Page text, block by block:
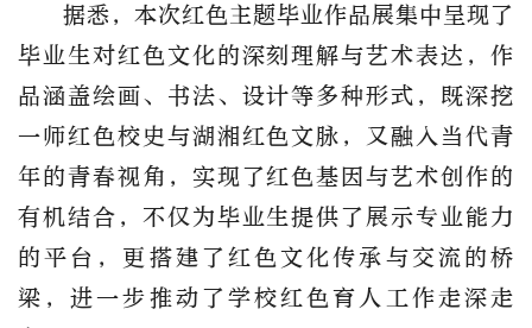
据悉，本次红色主题毕业作品展集中呈现了
毕业生对红色文化的深刻理解与艺术表达，作
品涵盖绘画、书法、设计等多种形式，既深挖
一师红色校史与湖湘红色文脉，又融入当代青
年的青春视角，实现了红色基因与艺术创作的
有机结合，不仅为毕业生提供了展示专业能力
的平台，更搭建了红色文化传承与交流的桥
梁，进一步推动了学校红色育人工作走深走